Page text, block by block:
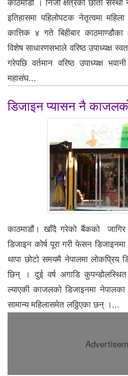
इतिहासमा पहिलोपटक नेतृत्वमा
कात्तिक ४ गते बिहीबार
विशेष साधारणसभाले वरिष्ठ उपाध्यक्ष
गरेपछि वर्तमान वरिष्ठ उपाध्यक्ष
महासंघ...
डिजाइन प्यासन नै
काठमाडौं। खाँदै गरेको बैंकको
डिजाइन कोर्ष पूरा गरी फेसन
थापा छोटो समयमै नेपालमा लोकप्रिय
छिन् । दुई वर्ष अगाडि
ल्याएकी काजलको डिजाइनमा
सामान्य महिलासमेत लठ्ठिएका छन् ।...